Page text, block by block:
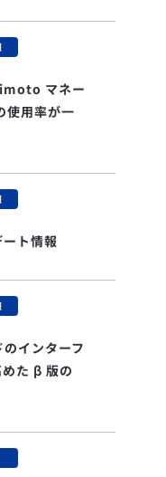
マネー
用率が一
ト情報
インターフ
た β 版の